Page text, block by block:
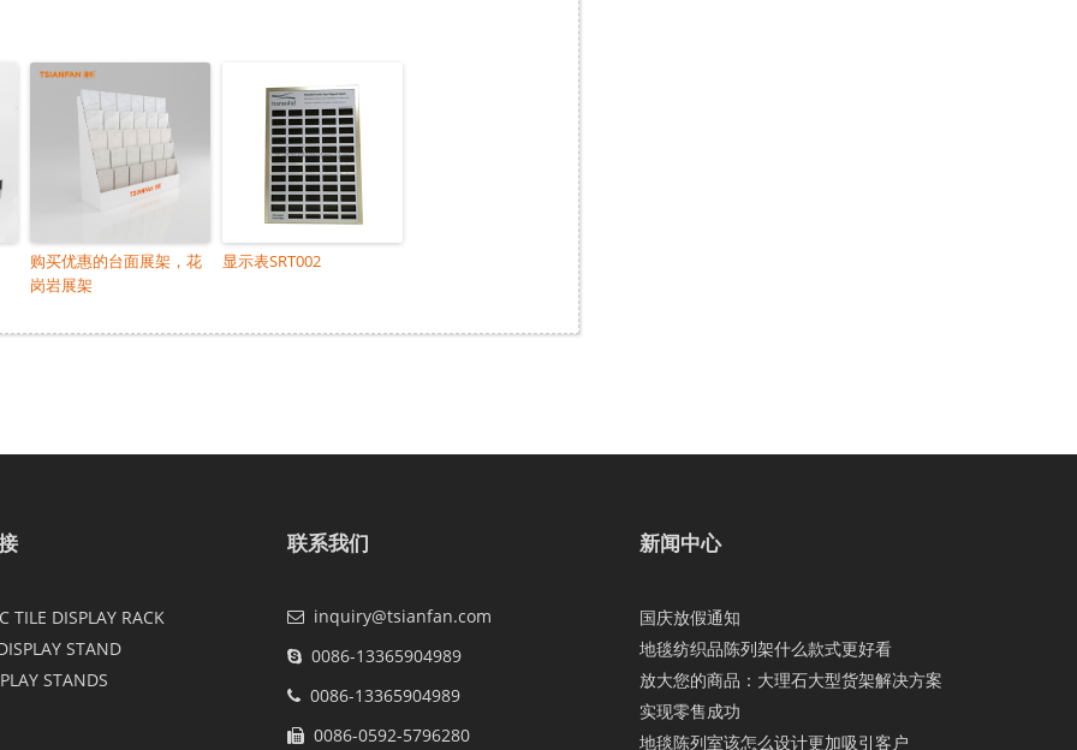
购买优惠的台面展架，花
岗岩展架
显示表SRT002
TILE DISPLAY RACK
STAND
STANDS
联系我们
inquiry@tsianfan.com
0086-13365904989
0086-13365904989
0086-0592-5796280
新闻中心
国庆放假通知
地毯纺织品陈列架什么款式更好看
放大您的商品：大理石大型货架解决方案
实现零售成功
地毯陈列室该怎么设计更加吸引客户